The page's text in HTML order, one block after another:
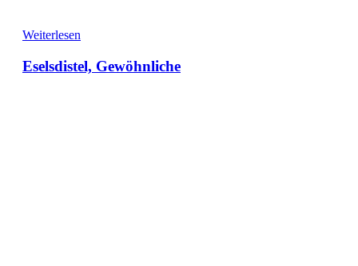
Weiterlesen
Eselsdistel, Gewöhnliche